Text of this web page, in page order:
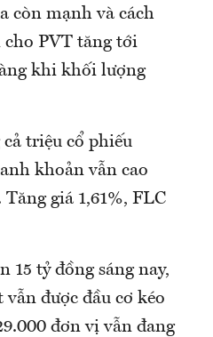
còn mạnh và cách
cho PVT tăng tới
khi khối lượng
triệu cổ phiếu
khoản vẫn cao
giá 1,61%, FLC
tỷ đồng sáng nay,
được đầu cơ kéo
đơn vị vẫn đang